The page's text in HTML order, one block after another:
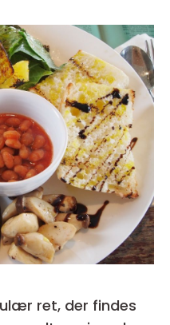
ret, der findes